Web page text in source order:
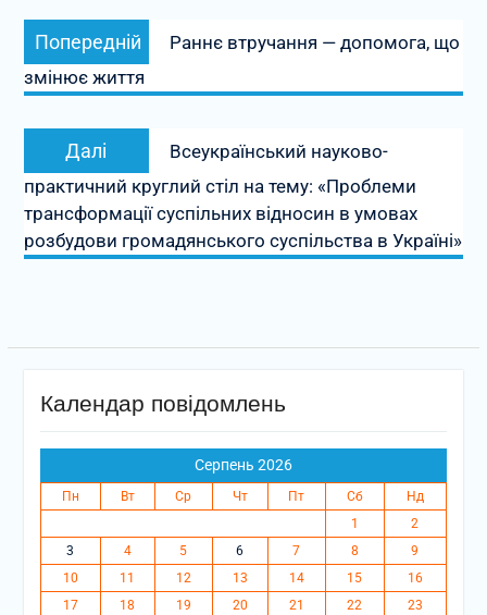
Навігація
записів
Попередній
запис:
Раннє втручання — допомога, що
змінює життя
Далі
Наступний
запис:
Всеукраїнський науково-
практичний круглий стіл на тему: «Проблеми
трансформації суспільних відносин в умовах
розбудови громадянського суспільства в Україні»
Календар повідомлень
Серпень 2026
Пн Вт Ср Чт Пт Сб
Нд
1
2
3
4 5 6 7 8
9
10
11 12 13 14 15
16
17
18 19 20 21 22
23